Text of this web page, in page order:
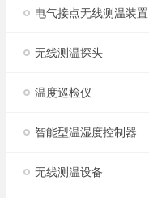
电气接点无线测温装置
无线测温探头
温度巡检仪
智能型温湿度控制器
无线测温设备